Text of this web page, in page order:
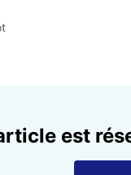
est